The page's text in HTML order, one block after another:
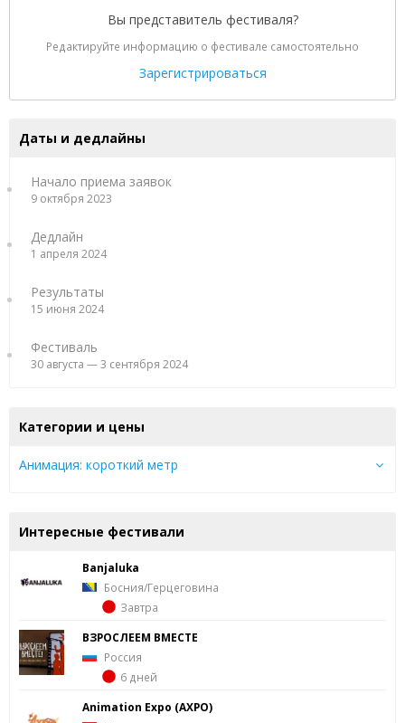
Вы представитель фестиваля?
Редактируйте информацию о фестивале самостоятельно
Зарегистрироваться
Даты и дедлайны
Начало приема заявок
9 октября 2023
Дедлайн
1 апреля 2024
Результаты
15 июня 2024
Фестиваль
30 августа — 3 сентября 2024
Категории и цены
Анимация: короткий метр
Интересные фестивали
Banjaluka
Босния/Герцеговина
Завтра
ВЗРОСЛЕЕМ ВМЕСТЕ
Россия
6 дней
Animation Expo (AXPO)